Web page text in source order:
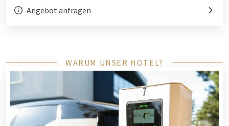
Angebot anfragen
WARUM UNSER HOTEL?